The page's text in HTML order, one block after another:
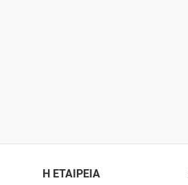
Η ΕΤΑΙΡΕΙΑ